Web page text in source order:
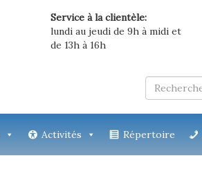
Service à la clientèle:
lundi au jeudi de 9h à midi et
de 13h à 16h
Activités Répertoire